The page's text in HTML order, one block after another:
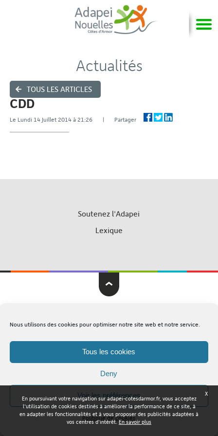
Nous utilisons des cookies pour optimiser notre site web et notre service.
Tous les cookies
Deny
Voir les préférences
Politique de cookies
TOUS LES ARTICLES
Actualités
CDD
Le Lundi 14 Juillet 2014 à 21:26 | Partager
Soutenez l'Adapei
Lexique
X
En poursuivant votre navigation sur adapei-cotesdarmor.fr, vous acceptez
l'utilisation de cookies destinés à améliorer la performance de ce site, à
en adapter les fonctionnalités et à vous proposer des publicités adaptées à
vos centres d'intérêt.En savoir plus